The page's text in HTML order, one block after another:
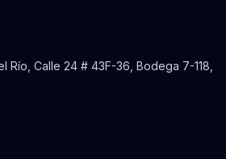
Río, Calle 24 # 43F-36, Bodega 7-118,